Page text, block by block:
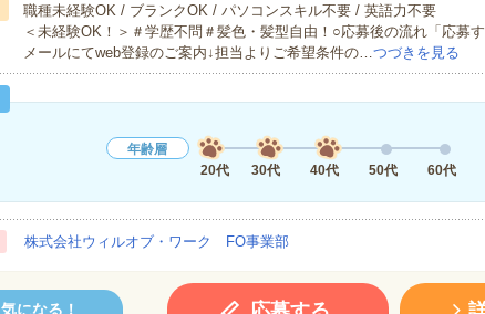
職種未経験OK / ブランクOK / パソコンスキル不要 / 英語力不要
＜未経験OK！＞＃学歴不問＃髪色・髪型自由！○応募後の流れ「応募
メールにてweb登録のご案内↓担当よりご希望条件の… つづきを見る
年齢層
20代
30代 40代 50代 60代
株式会社ウィルオブ・ワーク FO事業部
気になる！